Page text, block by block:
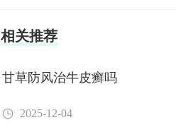
相关推荐
甘草防风治牛皮癣吗
2025-12-04